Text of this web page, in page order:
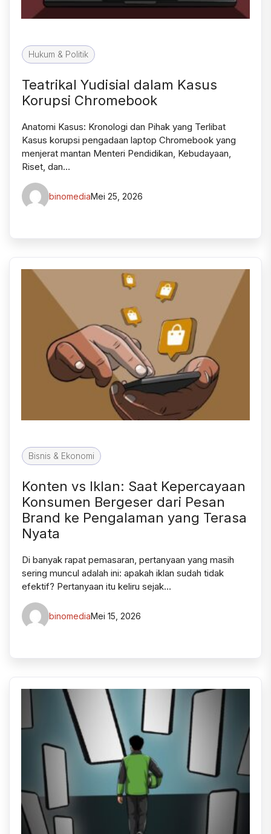
Hukum & Politik
Teatrikal Yudisial dalam Kasus
Korupsi Chromebook
Anatomi Kasus: Kronologi dan Pihak yang Terlibat
Kasus korupsi pengadaan laptop Chromebook yang
menjerat mantan Menteri Pendidikan, Kebudayaan,
Riset, dan…
binomediaMei 25, 2026
Bisnis & Ekonomi
Konten vs Iklan: Saat Kepercayaan
Konsumen Bergeser dari Pesan
Brand ke Pengalaman yang Terasa
Nyata
Di banyak rapat pemasaran, pertanyaan yang masih
sering muncul adalah ini: apakah iklan sudah tidak
efektif? Pertanyaan itu keliru sejak…
binomediaMei 15, 2026